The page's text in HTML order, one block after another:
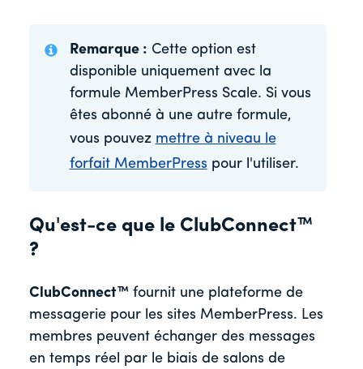
Remarque : Cette option est
disponible uniquement avec la
formule MemberPress Scale. Si vous
êtes abonné à une autre formule,
vous pouvez mettre à niveau le
forfait MemberPress pour l'utiliser.
Qu'est-ce que le ClubConnect™
?
ClubConnect™ fournit une plateforme de
messagerie pour les sites MemberPress. Les
membres peuvent échanger des messages
en temps réel par le biais de salons de